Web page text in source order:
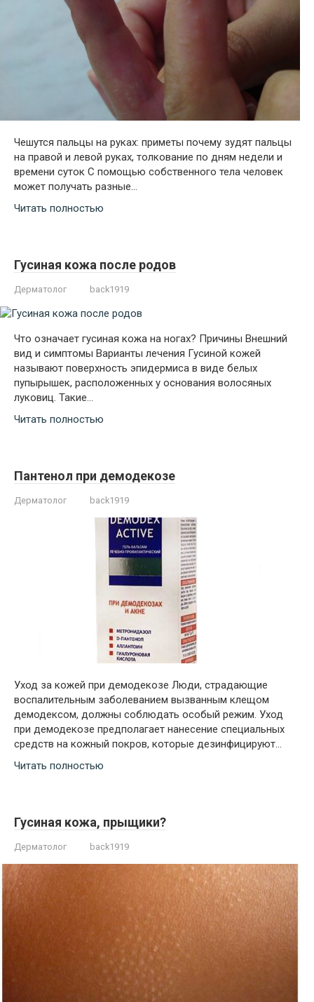
Чешутся пальцы на руках: приметы почему зудят пальцы
на правой и левой руках, толкование по дням недели и
времени суток С помощью собственного тела человек
может получать разные…
Читать полностью
Гусиная кожа после родов
Дерматолог back1919
Что означает гусиная кожа на ногах? Причины Внешний
вид и симптомы Варианты лечения Гусиной кожей
называют поверхность эпидермиса в виде белых
пупырышек, расположенных у основания волосяных
луковиц. Такие…
Читать полностью
Пантенол при демодекозе
Дерматолог back1919
Уход за кожей при демодекозе Люди, страдающие
воспалительным заболеванием вызванным клещом
демодексом, должны соблюдать особый режим. Уход
при демодекозе предполагает нанесение специальных
средств на кожный покров, которые дезинфицируют…
Читать полностью
Гусиная кожа, прыщики?
Дерматолог back1919